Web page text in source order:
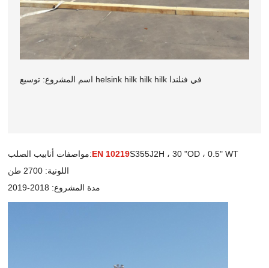
اسم المشروع: توسيع helsink hilk hilk hilk في فنلندا
مواصفات أنابيب الصلب:EN 10219S355J2H ، 30 "OD ، 0.5" WT
اللونية: 2700 طن
مدة المشروع: 2018-2019